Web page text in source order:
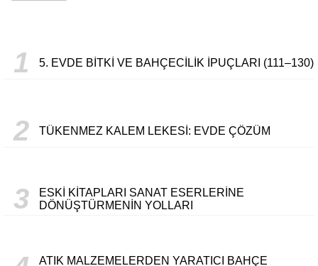
1 5. EVDE BITKI VE BAHÇECILIK İPUÇLARI (111–130)
2 TÜKENMEZ KALEM LEKESI: EVDE ÇÖZÜM
3
ESKI KITAPLARI SANAT ESERLERINE
DÖNÜŞTÜRMENIN YOLLARI
ATIK MALZEMELERDEN YARATICI BAHÇE